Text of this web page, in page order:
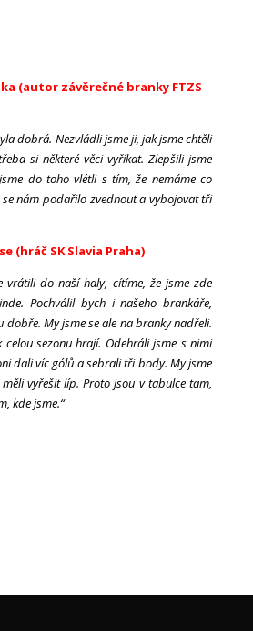
(autor závěrečné branky FTZS
dobrá. Nezvládli jsme ji, jak jsme chtěli
si některé věci vyříkat. Zlepšili jsme
do toho vlétli s tím, že nemáme co
nám podařilo zvednout a vybojovat tři
(hráč SK Slavia Praha)
vrátili do naší haly, cítíme, že jsme zde
Pochválil bych i našeho brankáře,
dobře. My jsme se ale na branky nadřeli.
sezonu hrají. Odehráli jsme s nimi
dali víc gólů a sebrali tři body. My jsme
vyřešit líp. Proto jsou v tabulce tam,
kde jsme.“